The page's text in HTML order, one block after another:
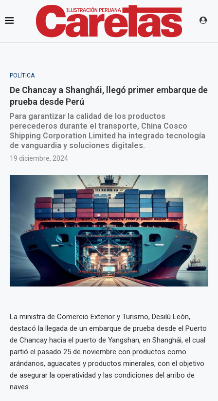
POLÍTICA
De Chancay a Shanghái, llegó primer embarque de
prueba desde Perú
Para garantizar la calidad de los productos
perecederos durante el transporte, China Cosco
Shipping Corporation Limited ha integrado tecnología
de vanguardia y soluciones digitales.
19 diciembre, 2024
La ministra de Comercio Exterior y Turismo, Desilú León,
destacó la llegada de un embarque de prueba desde el Puerto
de Chancay hacia el puerto de Yangshan, en Shanghái, el cual
partió el pasado 25 de noviembre con productos como
arándanos, aguacates y productos minerales, con el objetivo
de asegurar la operatividad y las condiciones del arribo de
naves.